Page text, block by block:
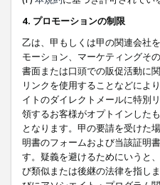
4. プロモーションの制限
乙は、甲もしくは甲の関連会社
モーション、マーケティングそ
書面または口頭での販促活動に
リンクを使用することなどによ
イトのダイレクトメールに特別
領するお客様がオプトインした
となります。甲の要請を受けた
明書のフォームおよび当該証明
す。疑義を避けるためにいうと
び類似または後継の法律を指し